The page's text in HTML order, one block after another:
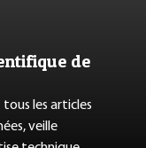
de
les articles
veille